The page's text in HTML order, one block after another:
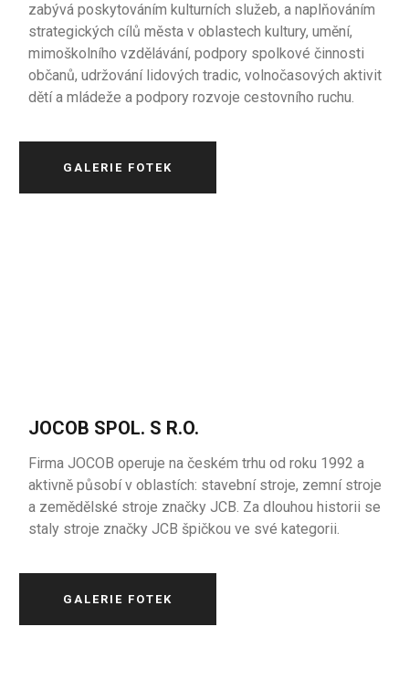
zabývá poskytováním kulturních služeb, a naplňováním
strategických cílů města v oblastech kultury, umění,
mimoškolního vzdělávání, podpory spolkové činnosti
občanů, udržování lidových tradic, volnočasových aktivit
dětí a mládeže a podpory rozvoje cestovního ruchu.
GALERIE FOTEK
JOCOB SPOL. S R.O.
Firma JOCOB operuje na českém trhu od roku 1992 a
aktivně působí v oblastích: stavební stroje, zemní stroje
a zemědělské stroje značky JCB. Za dlouhou historii se
staly stroje značky JCB špičkou ve své kategorii.
GALERIE FOTEK